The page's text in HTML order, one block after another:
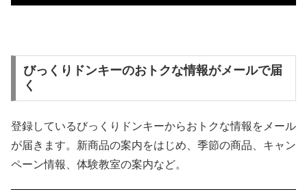
びっくりドンキーのおトクな情報がメールで届
く
登録しているびっくりドンキーからおトクな情報をメール
が届きます。新商品の案内をはじめ、季節の商品、キャン
ペーン情報、体験教室の案内など。